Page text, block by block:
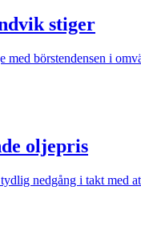
stiger
med börstendensen i
oljepris
nedgång i takt med